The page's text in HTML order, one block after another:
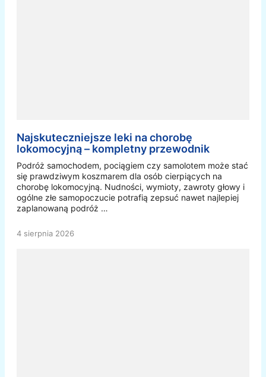
Najskuteczniejsze leki na chorobę
lokomocyjną – kompletny przewodnik
Podróż samochodem, pociągiem czy samolotem może stać
się prawdziwym koszmarem dla osób cierpiących na
chorobę lokomocyjną. Nudności, wymioty, zawroty głowy i
ogólne złe samopoczucie potrafią zepsuć nawet najlepiej
zaplanowaną podróż …
4 sierpnia 2026